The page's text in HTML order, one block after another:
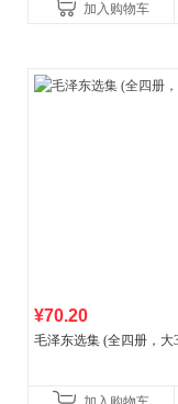
加入购物车
¥70.20
毛泽东选集 (全四册，大